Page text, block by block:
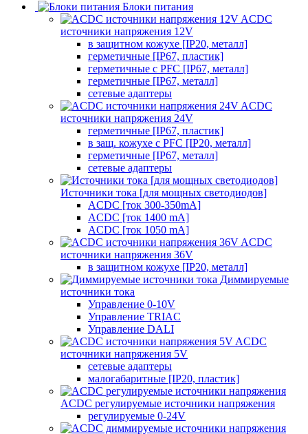
Блоки питания
ACDC
источники напряжения 12V
в защитном кожухе [IP20, металл]
герметичные [IP67, пластик]
герметичные с PFC [IP67, металл]
герметичные [IP67, металл]
сетевые адаптеры
ACDC
источники напряжения 24V
герметичные [IP67, пластик]
в защ. кожухе с PFC [IP20, металл]
герметичные [IP67, металл]
сетевые адаптеры
Источники тока [для мощных светодиодов]
ACDC [ток 300-350mA]
ACDC [ток 1400 mA]
ACDC [ток 1050 mA]
ACDC
источники напряжения 36V
в защитном кожухе [IP20, металл]
Диммируемые
источники тока
Управление 0-10V
Управление TRIAC
Управление DALI
ACDC
источники напряжения 5V
сетевые адаптеры
малогабаритные [IP20, пластик]
ACDC регулируемые источники напряжения
регулируемые 0-24V